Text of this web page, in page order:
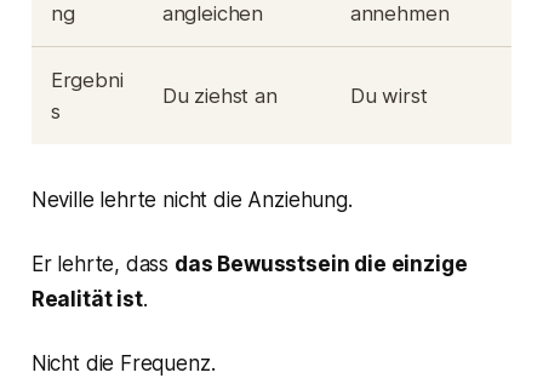
ng
angleichen
annehmen
Ergebni
s
Du ziehst an Du wirst
Neville lehrte nicht die Anziehung.
Er lehrte, dass das Bewusstsein die einzige
Realität ist.
Nicht die Frequenz.